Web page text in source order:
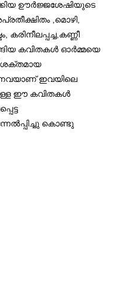
ഊർജ്ജശേഷിയുടെ
,മൊഴി,
കരിനീലപ്പച്ച,കണ്ണീ
കവിതകൾ ഓർമ്മയെ
ഇവയിലെ
ഈ കവിതകൾ
കൊണ്ടു